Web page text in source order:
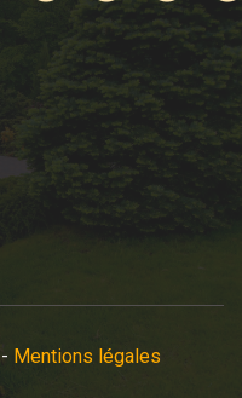
Mentions légales